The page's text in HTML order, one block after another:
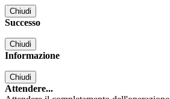
Chiudi
Successo
Chiudi
Informazione
Chiudi
Attendere...